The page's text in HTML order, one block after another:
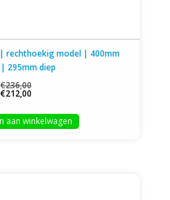
rechthoekig model | 400mm
295mm diep
€236,00
€212,00
aan winkelwagen